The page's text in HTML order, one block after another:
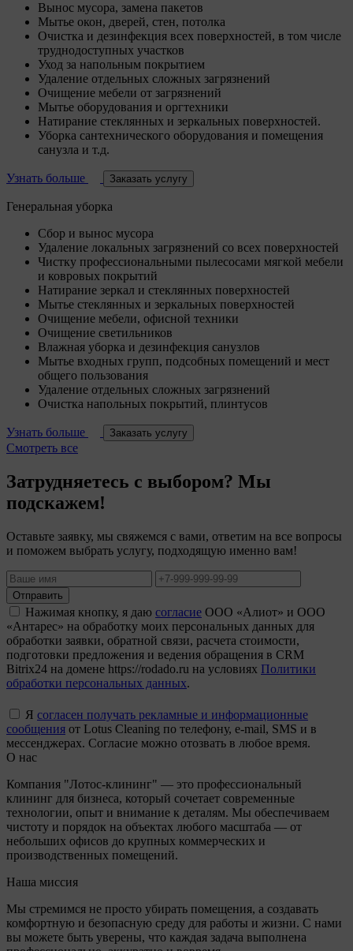
Вынос мусора, замена пакетов
Мытье окон, дверей, стен, потолка
Очистка и дезинфекция всех поверхностей, в том числе
труднодоступных участков
Уход за напольным покрытием
Удаление отдельных сложных загрязнений
Очищение мебели от загрязнений
Мытье оборудования и оргтехники
Натирание стеклянных и зеркальных поверхностей.
Уборка сантехнического оборудования и помещения
санузла и т.д.
Узнать больше Заказать услугу
Генеральная уборка
Сбор и вынос мусора
Удаление локальных загрязнений со всех поверхностей
Чистку профессиональными пылесосами мягкой мебели
и ковровых покрытий
Натирание зеркал и стеклянных поверхностей
Мытье стеклянных и зеркальных поверхностей
Очищение мебели, офисной техники
Очищение светильников
Влажная уборка и дезинфекция санузлов
Мытье входных групп, подсобных помещений и мест
общего пользования
Удаление отдельных сложных загрязнений
Очистка напольных покрытий, плинтусов
Узнать больше Заказать услугу
Смотреть все
Затрудняетесь с выбором? Мы
подскажем!
Оставьте заявку, мы свяжемся с вами, ответим на все вопросы
и поможем выбрать услугу, подходящую именно вам!
Отправить
Нажимая кнопку, я даю согласие ООО «Алиот» и ООО
«Антарес» на обработку моих персональных данных для
обработки заявки, обратной связи, расчета стоимости,
подготовки предложения и ведения обращения в CRM
Bitrix24 на домене https://rodado.ru на условиях Политики
обработки персональных данных.
Я согласен получать рекламные и информационные
сообщения от Lotus Cleaning по телефону, e-mail, SMS и в
мессенджерах. Согласие можно отозвать в любое время.
О нас
Компания "Лотос-клининг" — это профессиональный
клининг для бизнеса, который сочетает современные
технологии, опыт и внимание к деталям. Мы обеспечиваем
чистоту и порядок на объектах любого масштаба — от
небольших офисов до крупных коммерческих и
производственных помещений.
Наша миссия
Мы стремимся не просто убирать помещения, а создавать
комфортную и безопасную среду для работы и жизни. С нами
вы можете быть уверены, что каждая задача выполнена